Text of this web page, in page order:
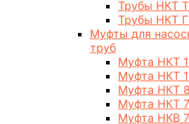
Трубы НКТ
Трубы НКТ
Муфты для
труб
Муфта НКТ
Муфта НКТ
Муфта НКТ
Муфта НКТ
Муфта НКВ